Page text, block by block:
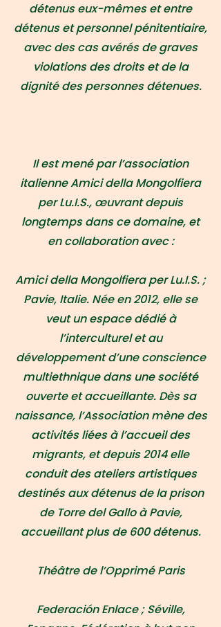
détenus eux-mêmes et entre
détenus et personnel pénitentiaire,
avec des cas avérés de graves
violations des droits et de la
dignité des personnes détenues.
Il est mené par l’association
italienne Amici della Mongolfiera
per Lu.I.S., œuvrant depuis
longtemps dans ce domaine, et
en collaboration avec :
Amici della Mongolfiera per Lu.I.S. ;
Pavie, Italie. Née en 2012, elle se
veut un espace dédié à
l’interculturel et au
développement d’une conscience
multiethnique dans une société
ouverte et accueillante. Dès sa
naissance, l’Association mène des
activités liées à l’accueil des
migrants, et depuis 2014 elle
conduit des ateliers artistiques
destinés aux détenus de la prison
de Torre del Gallo à Pavie,
accueillant plus de 600 détenus.
Théâtre de l’Opprimé Paris
Federación Enlace ; Séville,